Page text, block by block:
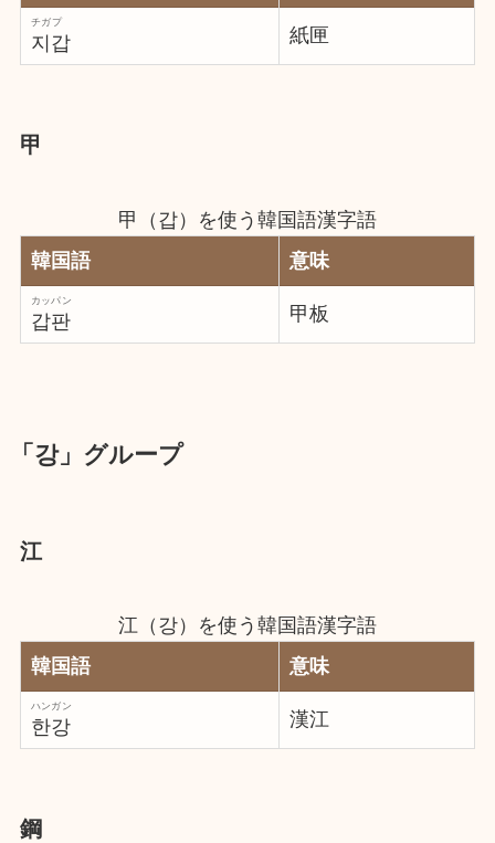
지갑
チガプ
紙匣
甲
甲（갑）を使う韓国語漢字語
韓国語
意味
갑판
カッパン
甲板
「강」グループ
江
江（강）を使う韓国語漢字語
韓国語
意味
한강
ハンガン
漢江
鋼